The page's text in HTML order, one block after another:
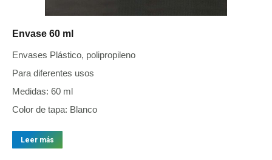
Envase 60 ml
Envases Plástico, polipropileno
Para diferentes usos
Medidas: 60 ml
Color de tapa: Blanco
Leer más